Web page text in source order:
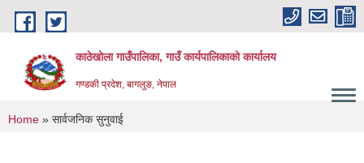
Skip to main content
काठेखोला गाउँपालिका, गाउँ कार्यपालिकाको कार्यालय
गण्डकी प्रदेश, बागलुङ, नेपाल
You are here
Home » सार्वजनिक सुनुवाई